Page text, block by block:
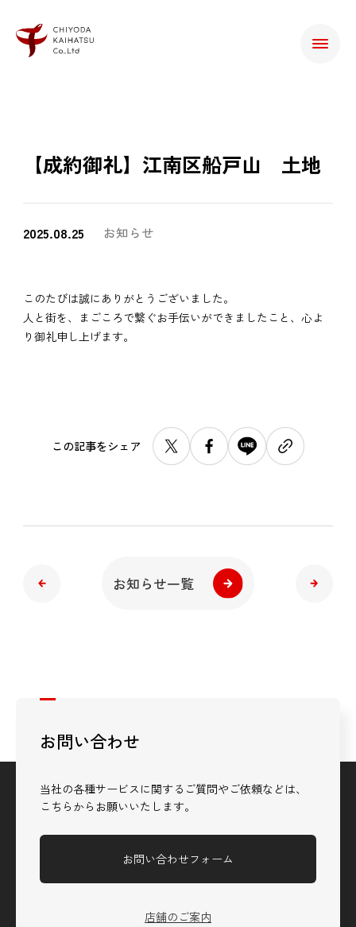
【成約御礼】江南区船戸山 土地
2025.08.25 お知らせ
このたびは誠にありがとうございました。
人と街を、まごころで繋ぐお手伝いができましたこと、心よ
り御礼申し上げます。
この記事をシェア
お知らせ一覧
お問い合わせ
当社の各種サービスに関するご質問やご依頼などは、
こちらからお願いいたします。
お問い合わせフォーム
店舗のご案内